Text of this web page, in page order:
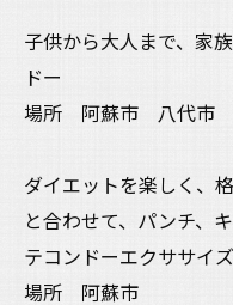
子供から大人まで、家
ドー
場所 阿蘇市 八代市
ダイエットを楽しく、
と合わせて、パンチ、
テコンドーエクササイ
場所 阿蘇市